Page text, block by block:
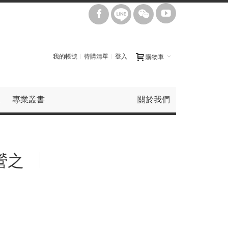
購物車
我的帳號 待購清單 登入
專業叢書 關於我們
之